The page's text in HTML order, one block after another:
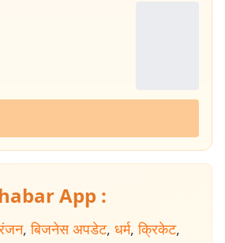
तथ्यपरक पत्रकारिता के प्रति प्रतिबद्धता ने
App :
, बिजनेस अपडेट, धर्म, क्रिकेट,